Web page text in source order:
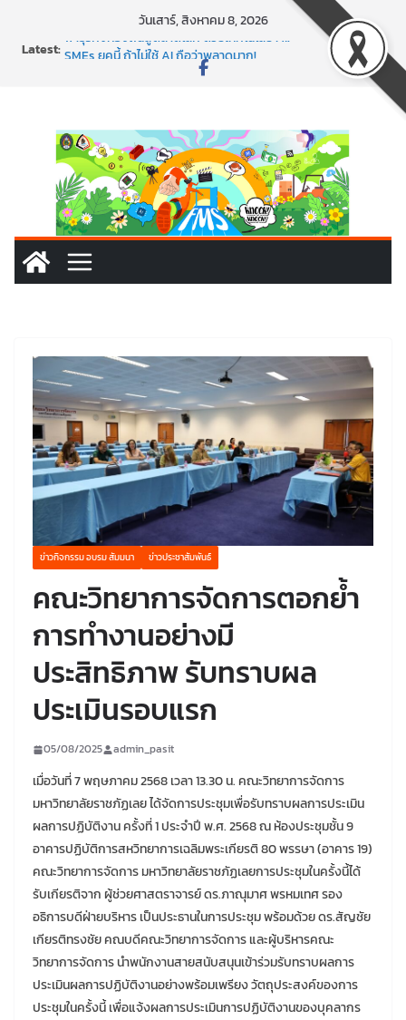
วันเสาร์, สิงหาคม 8, 2026
Latest:พาธุรกิจท้องถิ่นสู่ตลาดโลก ด้วยเทคโนโลยี AI!
SMEs ยุคนี้ ถ้าไม่ใช้ AI ถือว่าพลาดมาก!
พร้อมลุยแล้ว! ปักหมุดโรดแมป AI อัปสกิลธุรกิจให้พุ่งทะยาน
ข่าวกิจกรรม อบรม สัมมนา ข่าวประชาสัมพันธ์
คณะวิทยาการจัดการตอกย้ำ
การทำงานอย่างมี
ประสิทธิภาพ รับทราบผล
ประเมินรอบแรก
05/08/2025 admin_pasit
เมื่อวันที่ 7 พฤษภาคม 2568 เวลา 13.30 น. คณะวิทยาการจัดการ
มหาวิทยาลัยราชภัฏเลย ได้จัดการประชุมเพื่อรับทราบผลการประเมิน
ผลการปฏิบัติงาน ครั้งที่ 1 ประจำปี พ.ศ. 2568 ณ ห้องประชุมชั้น 9
อาคารปฏิบัติการสหวิทยาการเฉลิมพระเกียรติ 80 พรรษา (อาคาร 19)
คณะวิทยาการจัดการ มหาวิทยาลัยราชภัฏเลยการประชุมในครั้งนี้ได้
รับเกียรติจาก ผู้ช่วยศาสตราจารย์ ดร.ภาณุมาศ พรหมเทศ รอง
อธิการบดีฝ่ายบริหาร เป็นประธานในการประชุม พร้อมด้วย ดร.สัญชัย
เกียรติทรงชัย คณบดีคณะวิทยาการจัดการ และผู้บริหารคณะ
วิทยาการจัดการ นำพนักงานสายสนับสนุนเข้าร่วมรับทราบผลการ
ประเมินผลการปฏิบัติงานอย่างพร้อมเพรียง วัตถุประสงค์ของการ
ประชุมในครั้งนี้ เพื่อแจ้งผลการประเมินการปฏิบัติงานของบุคลากร